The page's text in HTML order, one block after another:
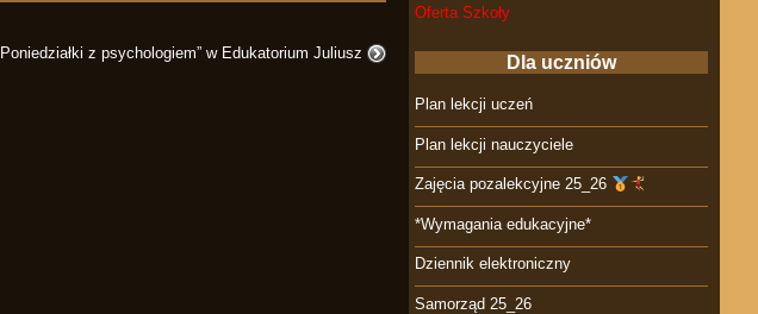
„Poniedziałki z psychologiem” w Edukatorium Juliusz
Oferta Szkoły
Dla uczniów
Plan lekcji uczeń
Plan lekcji nauczyciele
Zajęcia pozalekcyjne 25_26
*Wymagania edukacyjne*
Dziennik elektroniczny
Samorząd 25_26